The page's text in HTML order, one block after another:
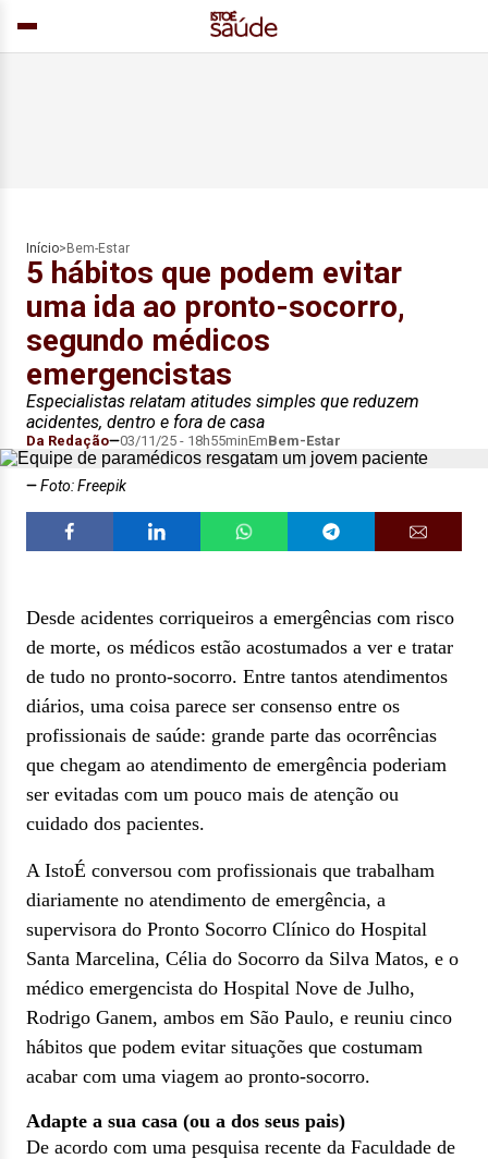
Início> Bem-Estar
5 hábitos que podem evitar
uma ida ao pronto-socorro,
segundo médicos
emergencistas
Especialistas relatam atitudes simples que reduzem
acidentes, dentro e fora de casa
Da Redação 03/11/25 - 18h55minEmBem-Estar
Foto: Freepik
Desde acidentes corriqueiros a emergências com risco
de morte, os médicos estão acostumados a ver e tratar
de tudo no pronto-socorro. Entre tantos atendimentos
diários, uma coisa parece ser consenso entre os
profissionais de saúde: grande parte das ocorrências
que chegam ao atendimento de emergência poderiam
ser evitadas com um pouco mais de atenção ou
cuidado dos pacientes.
A IstoÉ conversou com profissionais que trabalham
diariamente no atendimento de emergência, a
supervisora do Pronto Socorro Clínico do Hospital
Santa Marcelina, Célia do Socorro da Silva Matos, e o
médico emergencista do Hospital Nove de Julho,
Rodrigo Ganem, ambos em São Paulo, e reuniu cinco
hábitos que podem evitar situações que costumam
acabar com uma viagem ao pronto-socorro.
Adapte a sua casa (ou a dos seus pais)
De acordo com uma pesquisa recente da Faculdade de